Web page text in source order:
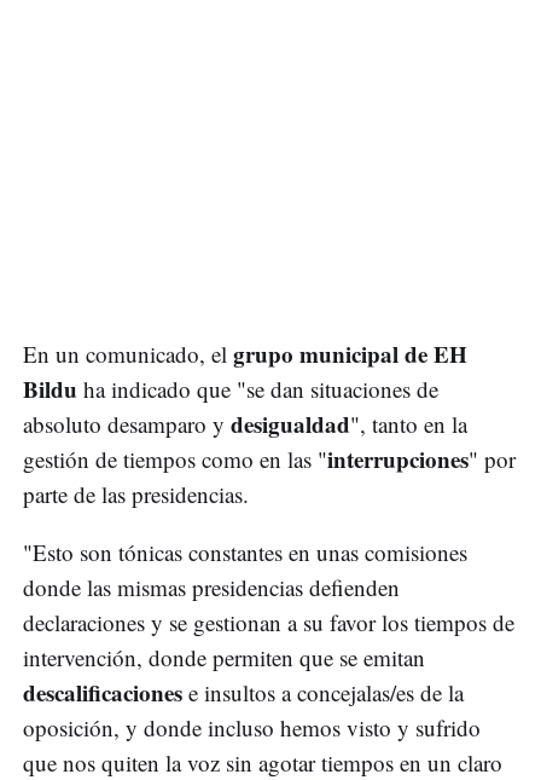
En un comunicado, el grupo municipal de EH
Bildu ha indicado que "se dan situaciones de
absoluto desamparo y desigualdad", tanto en la
gestión de tiempos como en las "interrupciones" por
parte de las presidencias.
"Esto son tónicas constantes en unas comisiones
donde las mismas presidencias defienden
declaraciones y se gestionan a su favor los tiempos de
intervención, donde permiten que se emitan
descalificaciones e insultos a concejalas/es de la
oposición, y donde incluso hemos visto y sufrido
que nos quiten la voz sin agotar tiempos en un claro